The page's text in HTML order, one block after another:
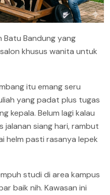
Batu Bandung yang
khusus wanita untuk
itu emang seru
yang padat plus tugas
kepala. Belum lagi kalau
siang hari, rambut
helm pasti rasanya lepek
studi di area kampus
baik nih. Kawasan ini